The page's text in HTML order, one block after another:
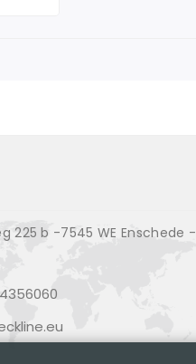
225 b -7545 WE Enschede -